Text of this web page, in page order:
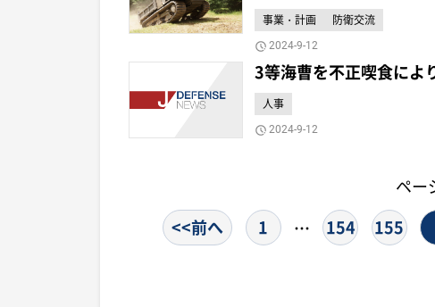
事業・計画 防衛交流
2024-9-12
3等海曹を不正喫食によ
人事
2024-9-12
ペー
<<前へ
1 … 154 155